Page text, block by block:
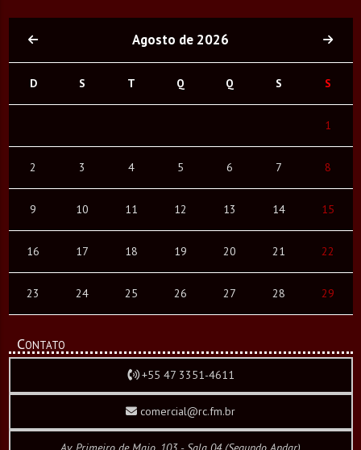
Agosto de 2026
D S T Q Q S S
1
2 3 4 5 6 7 8
9 10 11 12 13 14 15
16 17 18 19 20 21 22
23 24 25 26 27 28 29
Contato
+55 47 3351-4611
comercial@rc.fm.br